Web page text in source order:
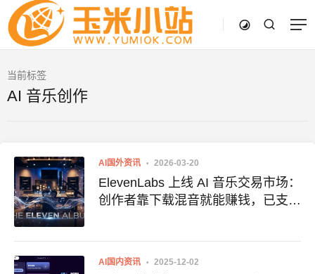
当前标签
AI 音乐创作
AI国外资讯 2026-03-20
ElevenLabs 上线 AI 音乐交易市场：
创作者靠下载混音就能赚钱，已支付
AI国内资讯 2025-12-02